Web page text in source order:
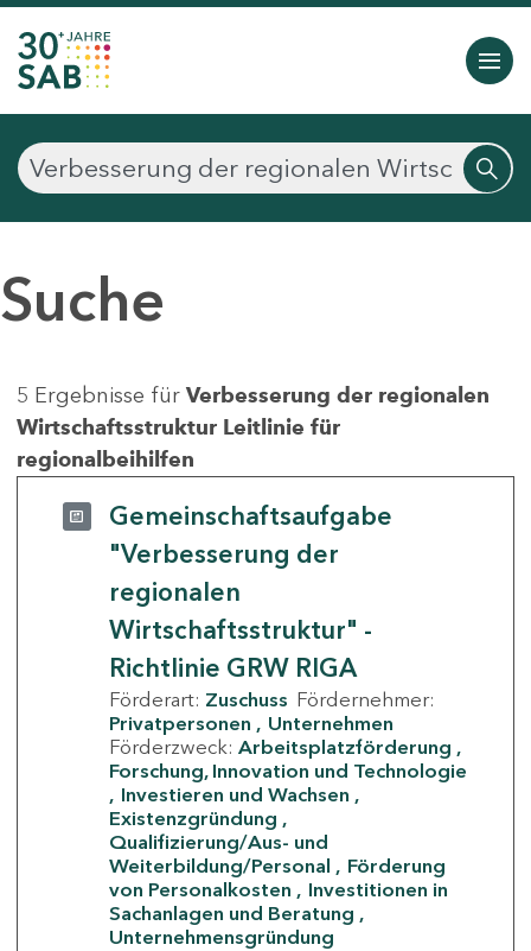
Suche
5 Ergebnisse für Verbesserung der regionalen
Wirtschaftsstruktur Leitlinie für
regionalbeihilfen
Gemeinschaftsaufgabe
"Verbesserung der
regionalen
Wirtschaftsstruktur" -
Richtlinie GRW RIGA
Förderart: Zuschuss Fördernehmer:
Privatpersonen
Unternehmen
Förderzweck: Arbeitsplatzförderung
Forschung, Innovation und Technologie
Investieren und Wachsen
Existenzgründung
Qualifizierung/Aus- und
Weiterbildung/Personal
Förderung
von Personalkosten
Investitionen in
Sachanlagen und Beratung
Unternehmensgründung